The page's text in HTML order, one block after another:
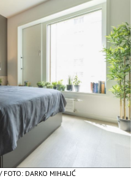
FOTO: DARKO MIHALIĆ